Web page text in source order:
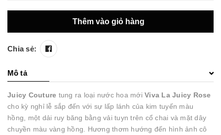
Thêm vào giỏ hàng
Chia sẻ:
Mô tả
Juicy Couture tung ra loại nước hoa mới Viva La Juicy Rose
cho kỳ nghỉ lễ sắp đến với sự lấp lánh của kim tuyến màu
hồng, một dải ruy băng bằng vải tuyn trên cổ chai và mặt dây
chuyền màu vàng hồng. Hương thơm hướng đến hình ảnh cô